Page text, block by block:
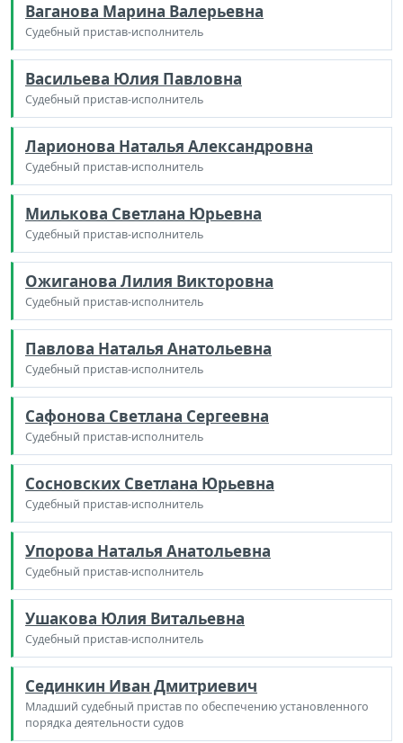
Ваганова Марина Валерьевна
Судебный пристав-исполнитель
Васильева Юлия Павловна
Судебный пристав-исполнитель
Ларионова Наталья Александровна
Судебный пристав-исполнитель
Милькова Светлана Юрьевна
Судебный пристав-исполнитель
Ожиганова Лилия Викторовна
Судебный пристав-исполнитель
Павлова Наталья Анатольевна
Судебный пристав-исполнитель
Сафонова Светлана Сергеевна
Судебный пристав-исполнитель
Сосновских Светлана Юрьевна
Судебный пристав-исполнитель
Упорова Наталья Анатольевна
Судебный пристав-исполнитель
Ушакова Юлия Витальевна
Судебный пристав-исполнитель
Сединкин Иван Дмитриевич
Младший судебный пристав по обеспечению установленного
порядка деятельности судов